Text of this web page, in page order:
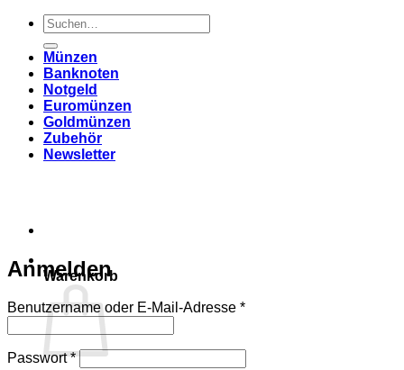
Warenkorb
Suchen
nach:
Münzen
Banknoten
Notgeld
Euromünzen
Goldmünzen
Zubehör
Newsletter
Anmelden
Benutzername oder E-Mail-Adresse *Erforderlich
Passwort*Erforderlich